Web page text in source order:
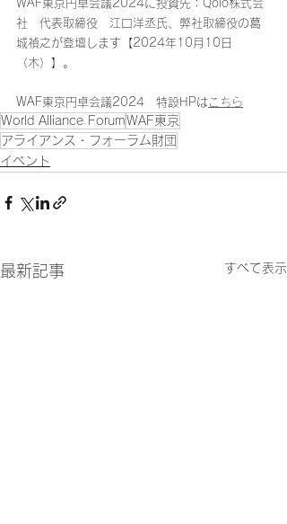
WAF東京円卓会議2024に投資先：Qolo株式会
社　代表取締役　江口洋丞氏、弊社取締役の葛
城禎之が登壇します【2024年10月10日
（木）】。
WAF東京円卓会議2024　特設HPは こちら
World Alliance ForumWAF東京
アライアンス・フォーラム財団
イベント
最新記事 すべて表示